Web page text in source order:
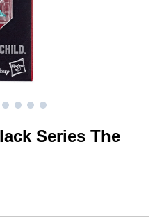
Series The